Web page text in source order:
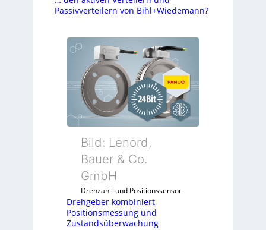
Passivverteilern von Bihl+Wiedemann?
Bild: Lenord,
Bauer & Co.
GmbH
Drehzahl- und Positionssensor
Drehgeber kombiniert
Positionsmessung und
Zustandsüberwachung